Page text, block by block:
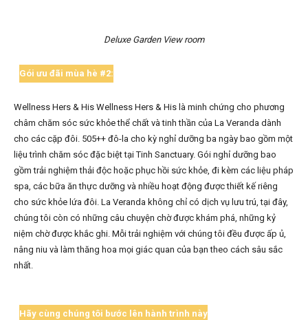
Deluxe Garden View room
Gói ưu đãi mùa hè #2:
Wellness Hers & His Wellness Hers & His là minh chứng cho phương
châm chăm sóc sức khỏe thể chất và tinh thần của La Veranda dành
cho các cặp đôi. 505++ đô-la cho kỳ nghỉ dưỡng ba ngày bao gồm một
liệu trình chăm sóc đặc biệt tại Tinh Sanctuary. Gói nghỉ dưỡng bao
gồm trải nghiệm thải độc hoặc phục hồi sức khỏe, đi kèm các liệu pháp
spa, các bữa ăn thực dưỡng và nhiều hoạt động được thiết kế riêng
cho sức khỏe lứa đôi. La Veranda không chỉ có dịch vụ lưu trú, tại đây,
chúng tôi còn có những câu chuyện chờ được khám phá, những kỷ
niệm chờ được khắc ghi. Mỗi trải nghiệm với chúng tôi đều được ấp ủ,
nâng niu và làm thăng hoa mọi giác quan của bạn theo cách sâu sắc
nhất.
Hãy cùng chúng tôi bước lên hành trình này